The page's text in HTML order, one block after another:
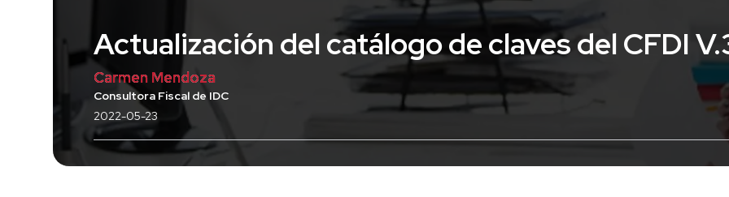
Actualización del catálogo de claves del CFDI
Carmen Mendoza
Consultora Fiscal de IDC
2022-05-23